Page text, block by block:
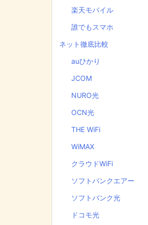
楽天モバイル
誰でもスマホ
ネット徹底比較
auひかり
JCOM
NURO光
OCN光
THE WiFi
WiMAX
クラウドWiFi
ソフトバンクエアー
ソフトバンク光
ドコモ光